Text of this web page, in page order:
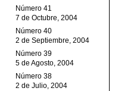
Número 41
7 de Octubre, 2004
Número 40
2 de Septiembre, 2004
Número 39
5 de Agosto, 2004
Número 38
2 de Julio, 2004